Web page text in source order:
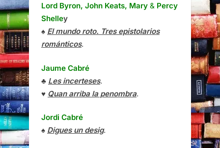
Lord Byron, John Keats, Mary & Percy
Shelley
♠ El mundo roto. Tres epistolarios
románticos.
Jaume Cabré
♣ Les incerteses.
♥ Quan arriba la penombra.
Jordi Cabré
♠ Digues un desig.